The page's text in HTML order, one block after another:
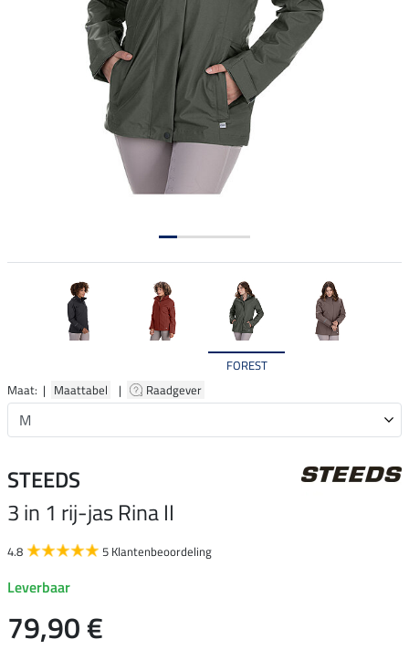
FOREST
Maat: | Maattabel | Raadgever
STEEDS
3 in 1 rij-jas Rina II
4.8 5 Klantenbeoordeling
Leverbaar
79,90 €